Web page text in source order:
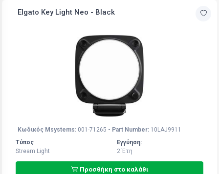
Elgato Key Light Neo - Black
Κωδικός Msystems: 001-71265 - Part Number: 10LAJ9911
Τύπος
Stream Light
Εγγύηση:
2 Έτη
Προσθήκη στο καλάθι